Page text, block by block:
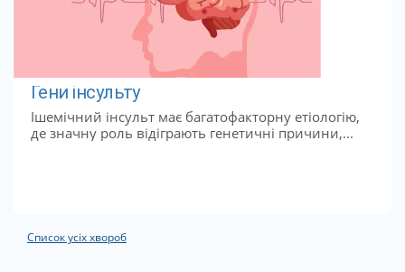
Гени інсульту
Ішемічний інсульт має багатофакторну етіологію,
де значну роль відіграють генетичні причини,...
Список усіх хвороб